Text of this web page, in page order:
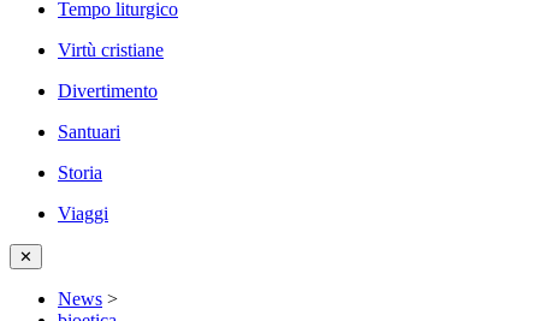
Tempo liturgico
Virtù cristiane
Divertimento
Santuari
Storia
Viaggi
✕
News >